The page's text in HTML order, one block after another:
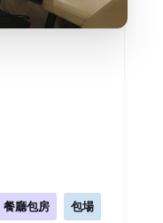
餐廳包房 包場